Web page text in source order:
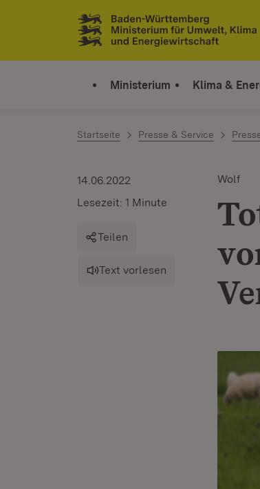
Zum Inhalt springen
Link zur Startseite
Ministerium Klima &
Startseite Presse & Service
Wolf
14.06.2022
Lesezeit: 1 Minute
Teilen
Text vorlesen